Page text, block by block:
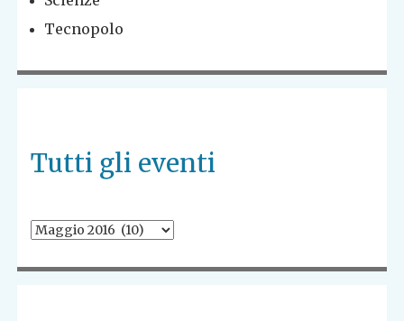
Tecnopolo
Tutti gli eventi